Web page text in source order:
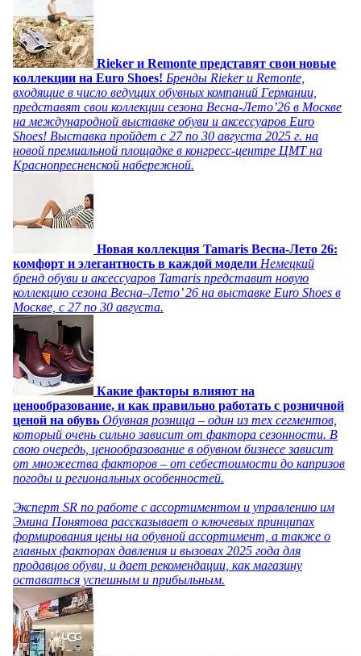
Rieker и Remonte представят свои новые
коллекции на Euro Shoes! Бренды Rieker и Remonte,
входящие в число ведущих обувных компаний Германии,
представят свои коллекции сезона Весна-Лето’26 в Москве
на международной выставке обуви и аксессуаров Euro
Shoes! Выставка пройдет c 27 по 30 августа 2025 г. на
новой премиальной площадке в конгресс-центре ЦМТ на
Краснопресненской набережной.
Новая коллекция Tamaris Весна-Лето 26:
комфорт и элегантность в каждой модели Немецкий
бренд обуви и аксессуаров Tamaris представит новую
коллекцию сезона Весна–Лето’ 26 на выставке Euro Shoes в
Москве, с 27 по 30 августа.
Какие факторы влияют на
ценообразование, и как правильно работать с розничной
ценой на обувь Обувная розница – один из тех сегментов,
который очень сильно зависит от фактора сезонности. В
свою очередь, ценообразование в обувном бизнесе зависит
от множества факторов – от себестоимости до капризов
погоды и региональных особенностей.
Эксперт SR по работе с ассортиментом и управлению им
Эмина Понятова рассказывает о ключевых принципах
формирования цены на обувной ассортимент, а также о
главных факторах давления и вызовах 2025 года для
продавцов обуви, и дает рекомендации, как магазину
оставаться успешным и прибыльным.